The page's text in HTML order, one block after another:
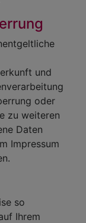
und
oder
zu weiteren
Daten
Impressum
so
Ihrem